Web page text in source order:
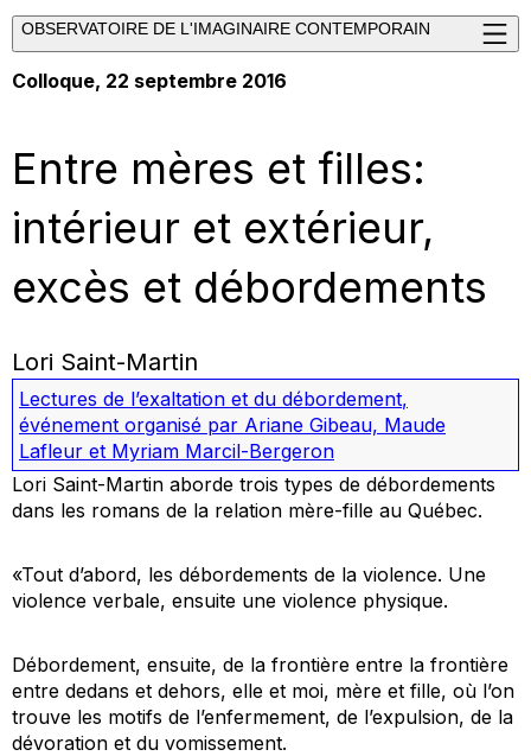
OBSERVATOIRE DE L'IMAGINAIRE CONTEMPORAIN
Colloque, 22 septembre 2016
Entre mères et filles:
intérieur et extérieur,
excès et débordements
Lori Saint-Martin
Lectures de l’exaltation et du débordement,
événement organisé par Ariane Gibeau, Maude
Lafleur et Myriam Marcil-Bergeron
Lori Saint-Martin aborde trois types de débordements
dans les romans de la relation mère-fille au Québec.
«Tout d’abord, les débordements de la violence. Une
violence verbale, ensuite une violence physique.
Débordement, ensuite, de la frontière entre la frontière
entre dedans et dehors, elle et moi, mère et fille, où l’on
trouve les motifs de l’enfermement, de l’expulsion, de la
dévoration et du vomissement.